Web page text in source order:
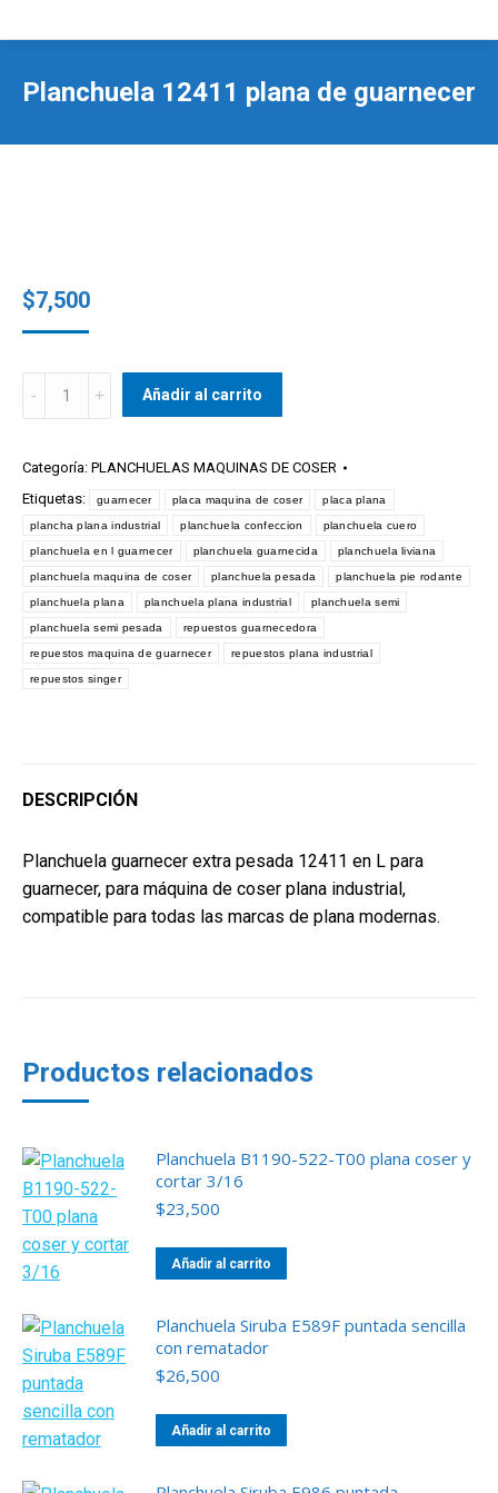
Planchuela 12411 plana de guarnecer
$7,500
Planchuela
de
guarnecer
quantity
Añadir al carrito
Categoría: PLANCHUELAS MAQUINAS DE COSER
Etiquetas:
guarnecer placa maquina de coser placa plana
plancha plana industrial planchuela confeccion planchuela cuero
planchuela en l guarnecer planchuela guarnecida planchuela liviana
planchuela maquina de coser planchuela pesada planchuela pie rodante
planchuela plana planchuela plana industrial planchuela semi
planchuela semi pesada repuestos guarnecedora
repuestos maquina de guarnecer repuestos plana industrial
repuestos singer
DESCRIPCIÓN
Planchuela guarnecer extra pesada 12411 en L para
guarnecer, para máquina de coser plana industrial,
compatible para todas las marcas de plana modernas.
Productos relacionados
Planchuela B1190-522-T00 plana coser y
cortar 3/16
$23,500
Añadir al carrito
Planchuela Siruba E589F puntada sencilla
con rematador
$26,500
Añadir al carrito